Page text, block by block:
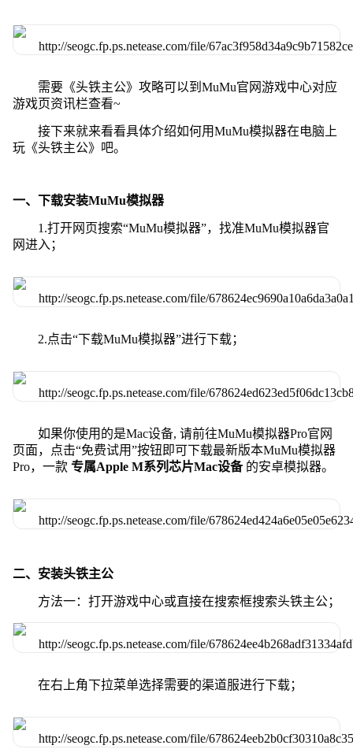
需要《头铁主公》攻略可以到MuMu官网游戏中心对应
游戏页资讯栏查看~
接下来就来看看具体介绍如何用MuMu模拟器在电脑上
玩《头铁主公》吧。
一、下载安装MuMu模拟器
1.打开网页搜索“MuMu模拟器”，找准MuMu模拟器官
网进入；
2.点击“下载MuMu模拟器”进行下载；
如果你使用的是Mac设备, 请前往MuMu模拟器Pro官网
页面，点击“免费试用”按钮即可下载最新版本MuMu模拟器
Pro，一款 专属Apple M系列芯片Mac设备 的安卓模拟器。
二、安装头铁主公
方法一：打开游戏中心或直接在搜索框搜索头铁主公；
在右上角下拉菜单选择需要的渠道服进行下载；